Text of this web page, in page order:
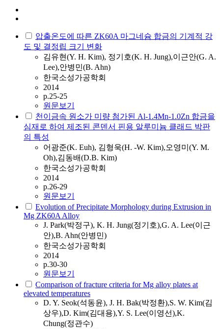
압출온도에 따른 ZK60A 마그네슘 합금의 기계적 강
도 및 결정립 크기 변화
김유현(Y. H. Kim), 정기호(K. H. Jung),이근안(G. A.
Lee),안병민(B. Ahn)
한국소성가공학회
2014
p.25-25
원문보기
천이금속 원소가 미량 첨가된 Al-1.4Mn-1.0Zn 합금을
심재로 하여 제조된 콘덴서 핀용 알루미늄 클래드 박판
의 특성
어광준(K. Euh), 김형욱(H. -W. Kim),오영미(Y. M.
Oh),김동배(D.B. Kim)
한국소성가공학회
2014
p.26-29
원문보기
Evolution of Precipitate Morphology during Extrusion in
Mg ZK60A Alloy
J. Park(박정구), K. H. Jung(정기호),G. A. Lee(이근
안),B. Ahn(안병민)
한국소성가공학회
2014
p.30-30
원문보기
Comparison of fracture criteria for Mg alloy plates at
elevated temperatures
D. Y. Seok(석동윤), J. H. Bak(박정환),S. W. Kim(김
상우),D. Kim(김대용),Y. S. Lee(이영선),K.
Chung(정관수)